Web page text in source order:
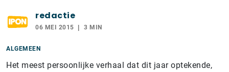
redactie
06 MEI 2015 3 MIN
ALGEMEEN
Het meest persoonlijke verhaal dat dit jaar optekende,